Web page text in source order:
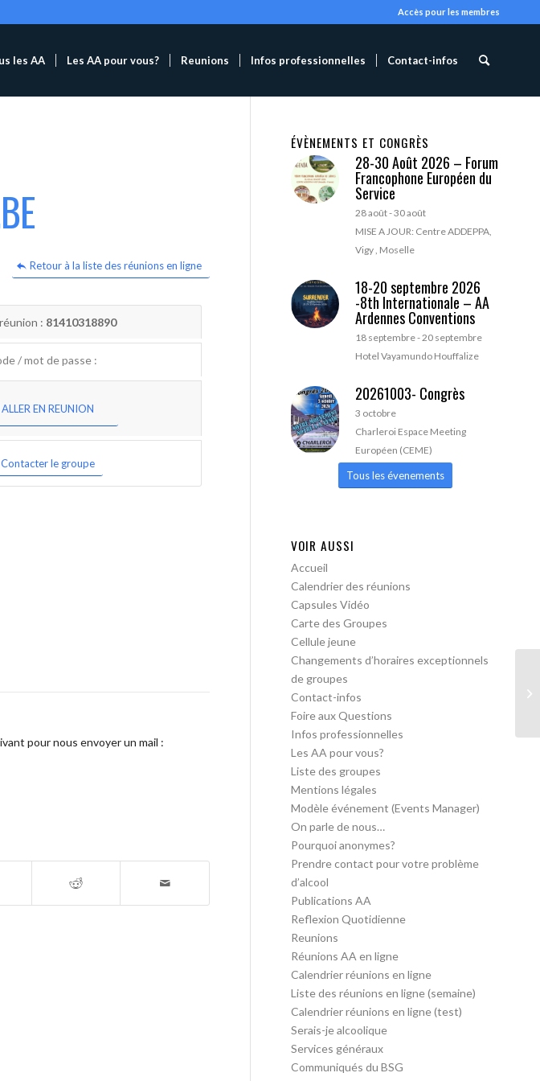
Accès pour les membres
les AA Les AA pour vous? Reunions Infos professionnelles Contact-infos
Retour à la liste des réunions en ligne
: 81410318890
/ mot de passe :
ALLER EN REUNION
Contacter le groupe
pour nous envoyer un mail :
ÉVÈNEMENTS ET CONGRÈS
28-30 Août 2026 – Forum
Francophone Européen du
Service
28 août-30 août
MISE A JOUR: Centre ADDEPPA,
Vigy , Moselle
18-20 septembre 2026
-8th Internationale – AA
Ardennes Conventions
18 septembre-20 septembre
Hotel Vayamundo Houffalize
20261003- Congrès
3 octobre
Charleroi Espace Meeting
Européen (CEME)
Tous les évenements
VOIR AUSSI
Accueil
Calendrier des réunions
Capsules Vidéo
Carte des Groupes
Cellule jeune
Changements d’horaires exceptionnels
de groupes
Contact-infos
Foire aux Questions
Infos professionnelles
Les AA pour vous?
Liste des groupes
Mentions légales
Modèle événement (Events Manager)
On parle de nous…
Pourquoi anonymes?
Prendre contact pour votre problème
d’alcool
Publications AA
Reflexion Quotidienne
Reunions
Réunions AA en ligne
Calendrier réunions en ligne
Liste des réunions en ligne (semaine)
Calendrier réunions en ligne (test)
Serais-je alcoolique
Services généraux
Communiqués du BSG